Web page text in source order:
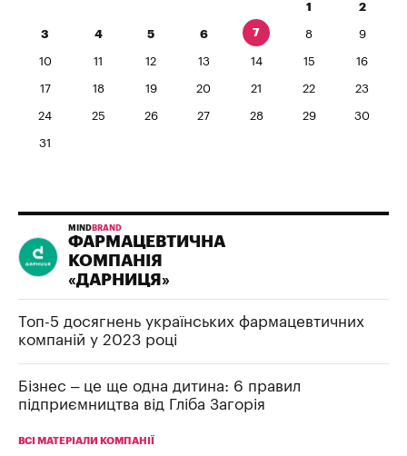
1 2
3 4 5 6 7 8 9
10 11 12 13 14 15 16
17 18 19 20 21 22 23
24 25 26 27 28 29 30
31
MIND BRAND
ФАРМАЦЕВТИЧНА
КОМПАНІЯ
«ДАРНИЦЯ»
Топ-5 досягнень українських фармацевтичних
компаній у 2023 році
Бізнес – це ще одна дитина: 6 правил
підприємництва від Гліба Загорія
ВСІ МАТЕРІАЛИ КОМПАНІЇ